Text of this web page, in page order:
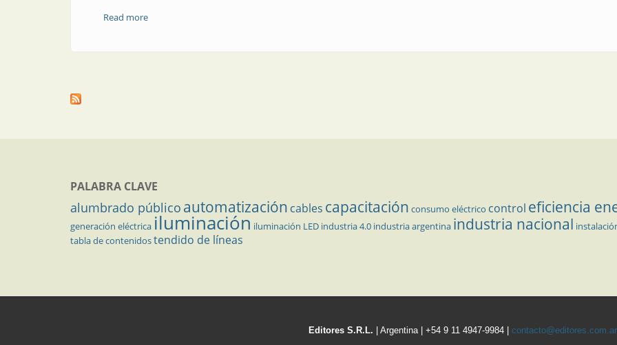
Read moreabout Aplicación | Ventajas de la luz natural en un negocio
PALABRA CLAVE
alumbrado público automatización cables capacitación consumo eléctrico control eficiencia
generación eléctrica iluminación iluminación LED industria 4.0 industria argentina industria nacional
tabla de contenidostendido de líneas
Editores S.R.L. | Argentina | +54 9 11 4947-9984 | contacto@editores.com.ar